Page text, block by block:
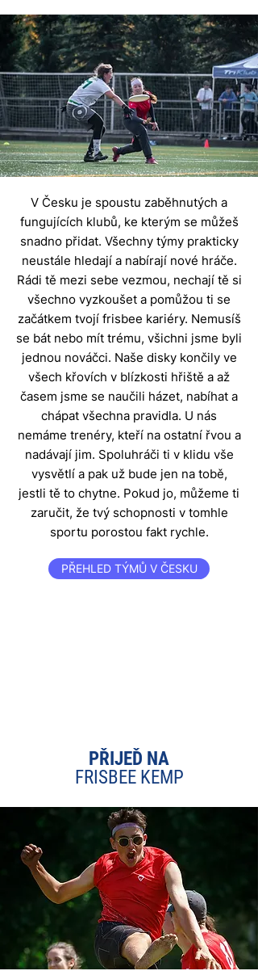
V Česku je spoustu zaběhnutých a
fungujících klubů, ke kterým se můžeš
snadno přidat. Všechny týmy prakticky
neustále hledají a nabírají nové hráče.
Rádi tě mezi sebe vezmou, nechají tě si
všechno vyzkoušet a pomůžou ti se
začátkem tvojí frisbee kariéry. Nemusíš
se bát nebo mít trému, všichni jsme byli
jednou nováčci. Naše disky končily ve
všech křovích v blízkosti hřiště a až
časem jsme se naučili házet, nabíhat a
chápat všechna pravidla. U nás
nemáme trenéry, kteří na ostatní řvou a
nadávají jim. Spoluhráči ti v klidu vše
vysvětlí a pak už bude jen na tobě,
jestli tě to chytne. Pokud jo, můžeme ti
zaručit, že tvý schopnosti v tomhle
sportu porostou fakt rychle.
PŘEHLED TÝMŮ V ČESKU
PŘIJEĎ NA
FRISBEE KEMP